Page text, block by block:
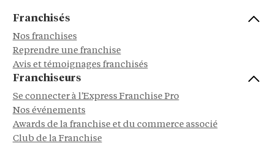
Franchisés
Nos franchises
Reprendre une franchise
Avis et témoignages franchisés
Franchiseurs
Se connecter à l'Express Franchise Pro
Nos événements
Awards de la franchise et du commerce associé
Club de la Franchise